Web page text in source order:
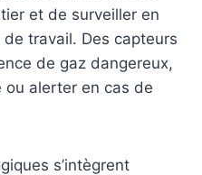
et de surveiller en
travail. Des capteurs
de gaz dangereux,
ou alerter en cas de
s’intègrent